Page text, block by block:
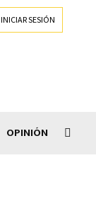
INICIAR SESIÓN
OPINIÓN